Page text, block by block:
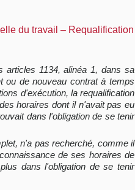
du travail – Requalification
articles 1134, alinéa 1, dans sa
ou de nouveau contrat à temps
d'exécution, la requalification
horaires dont il n'avait pas eu
dans l'obligation de se tenir
n'a pas recherché, comme il
de ses horaires de
dans l'obligation de se tenir